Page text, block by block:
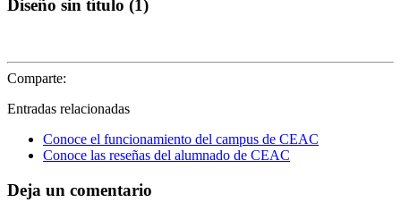
Diseño sin título (1)
Comparte:
Entradas relacionadas
Conoce el funcionamiento del campus de CEAC
Conoce las reseñas del alumnado de CEAC
Deja un comentario